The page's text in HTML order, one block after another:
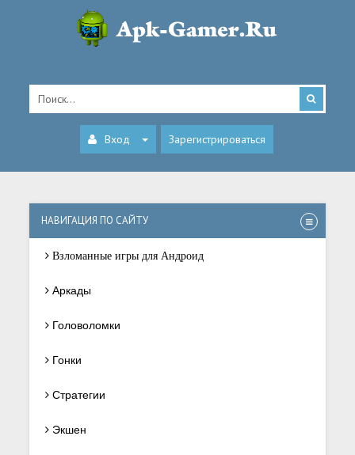
Вход Зарегистрироваться
НАВИГАЦИЯ ПО САЙТУ
Взломанные игры для Андроид
Аркады
Головоломки
Гонки
Стратегии
Экшен